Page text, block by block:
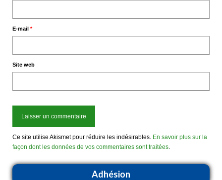
E-mail *
Site web
Ce site utilise Akismet pour réduire les indésirables. En savoir plus sur la
façon dont les données de vos commentaires sont traitées
Adhésion